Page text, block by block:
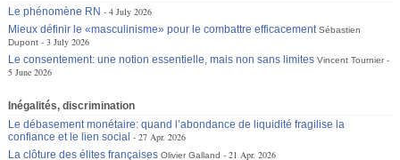
Le phénomène RN
4 July 2026
Mieux définir le «masculinisme» pour le combattre efficacement Sébastien
Dupont
3 July 2026
Le consentement: une notion essentielle, mais non sans limites Vincent Tournier
5 June 2026
Inégalités, discrimination
Le débasement monétaire: quand l’abondance de liquidité fragilise la
confiance et le lien social
27 Apr. 2026
La clôture des élites françaises Olivier Galland 21 Apr. 2026